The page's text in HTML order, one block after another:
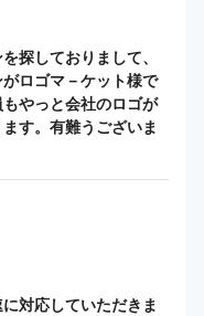
探しておりまして、
ロゴマ－ケット様で
やっと会社のロゴが
す。有難うございま
対応していただきま